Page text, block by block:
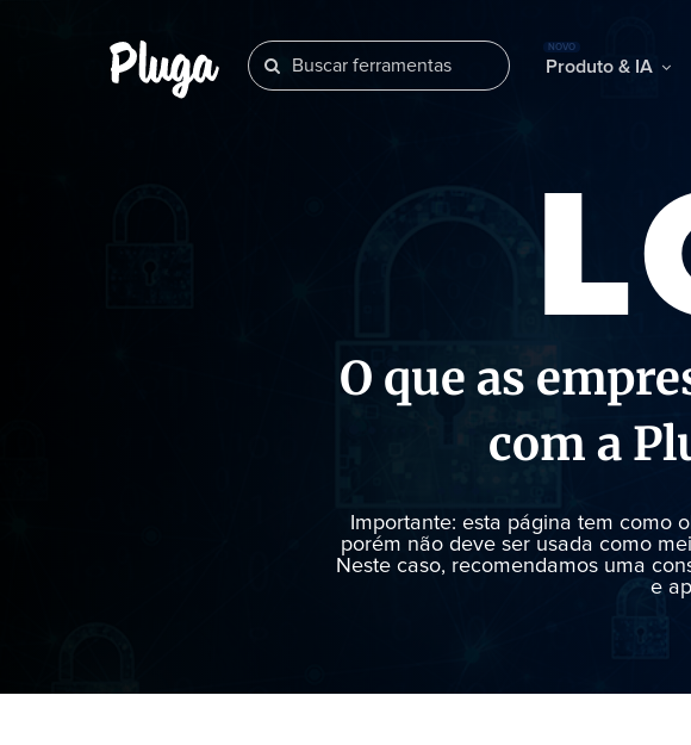
NOVO
Produto & IA
O que as
com a
Importante: esta página tem como
porém não deve ser usada como
Neste caso, recomendamos uma
e